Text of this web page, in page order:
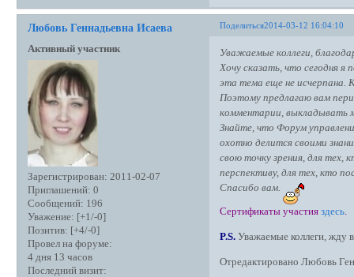
Поделиться2014-03-12 16:04:10
Любовь Геннадьевна Исаева
Активный участник
Зарегистрирован: 2011-02-07
Приглашений: 0
Сообщений: 196
Уважение: [+1/-0]
Позитив: [+4/-0]
Провел на форуме:
4 дня 13 часов
Последний визит:
Уважаемые коллеги,
Хочу сказать, что сегодня
эта тема еще не исчерпана.
Поэтому предлагаю вам
комментарии, выкладывать
Знайте, что Форум
охотно делится своими
свою точку зрения, для тех,
перспективу, для тех, кто
Спасибо вам.
Сертификаты участияздесь.
P.S.Уважаемые коллеги, жду
Отредактировано Любовь